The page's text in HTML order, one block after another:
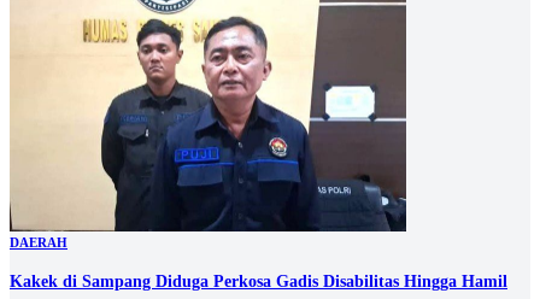
DAERAH
Kakek di Sampang Diduga Perkosa Gadis Disabilitas Hingga Hamil